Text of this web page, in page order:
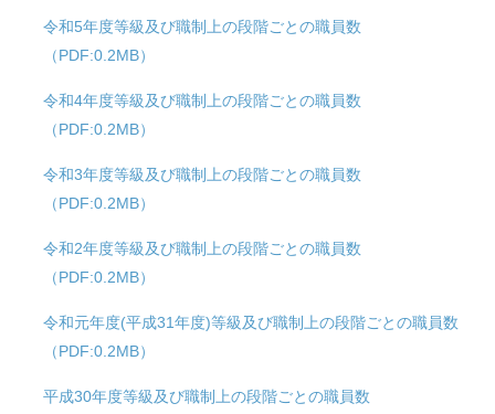
令和5年度等級及び職制上の段階ごとの職員数
（PDF:0.2MB）
令和4年度等級及び職制上の段階ごとの職員数
（PDF:0.2MB）
令和3年度等級及び職制上の段階ごとの職員数
（PDF:0.2MB）
令和2年度等級及び職制上の段階ごとの職員数
（PDF:0.2MB）
令和元年度(平成31年度)等級及び職制上の段階ごとの職員数
（PDF:0.2MB）
平成30年度等級及び職制上の段階ごとの職員数